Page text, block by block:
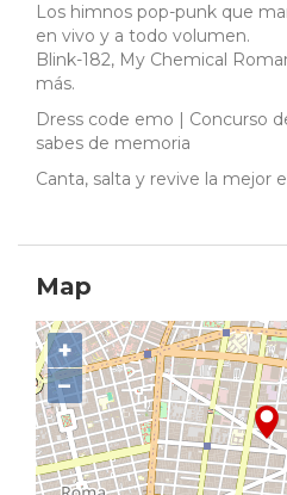
Los himnos pop-punk que
en vivo y a todo volumen.
Blink-182, My Chemical
más.
Dress code emo | Concurso
sabes de memoria
Canta, salta y revive la mejor
Map
+
−